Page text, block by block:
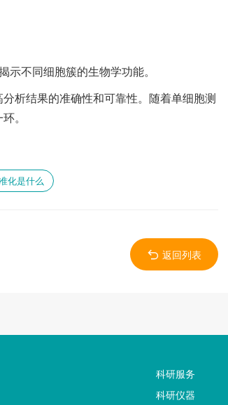
示不同细胞簇的生物学功能。
析结果的准确性和可靠性。随着单细胞测
。
化是什么
返回列表
科研服务
科研仪器